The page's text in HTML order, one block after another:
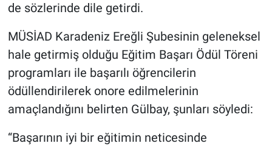
de sözlerinde dile getirdi.
MÜSİAD Karadeniz Ereğli Şubesinin geleneksel
hale getirmiş olduğu Eğitim Başarı Ödül Töreni
programları ile başarılı öğrencilerin
ödüllendirilerek onore edilmelerinin
amaçlandığını belirten Gülbay, şunları söyledi:
“Başarının iyi bir eğitimin neticesinde